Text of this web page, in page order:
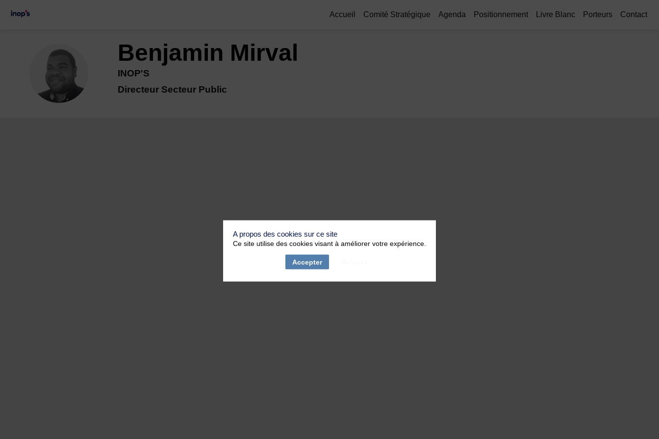
Accueil Comité Stratégique Agenda Positionnement Livre Blanc Porteurs Contact
BM
Benjamin Mirval
INOP'S
Directeur Secteur Public
A propos des cookies sur ce site
Ce site utilise des cookies visant à améliorer votre expérience.
Accepter